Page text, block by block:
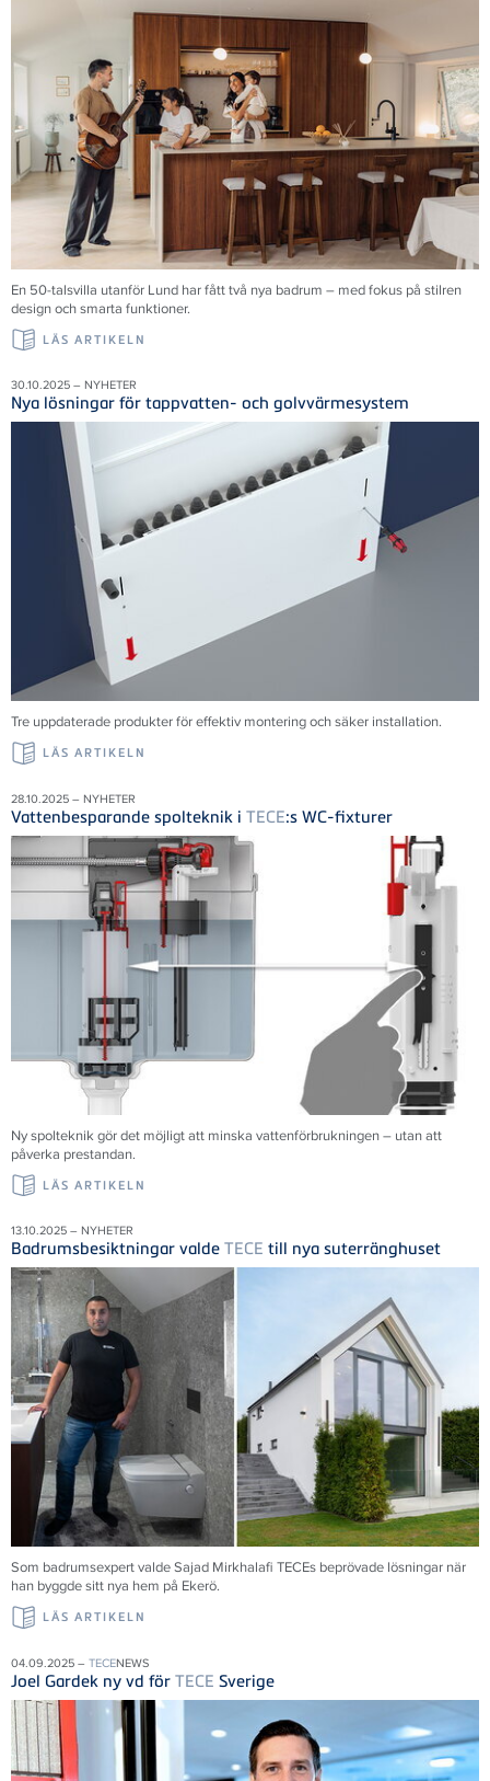
En 50-talsvilla utanför Lund har fått två nya badrum – med fokus på stilren
design och smarta funktioner.
LÄS ARTIKELN
30.10.2025 – NYHETER
Nya lösningar för tappvatten- och golvvärmesystem
Tre uppdaterade produkter för effektiv montering och säker installation.
LÄS ARTIKELN
28.10.2025 – NYHETER
Vattenbesparande spolteknik i TECE:s WC-fixturer
Ny spolteknik gör det möjligt att minska vattenförbrukningen – utan att
påverka prestandan.
LÄS ARTIKELN
13.10.2025 – NYHETER
Badrumsbesiktningar valde TECE till nya suterränghuset
Som badrumsexpert valde Sajad Mirkhalafi TECEs beprövade lösningar när
han byggde sitt nya hem på Ekerö.
LÄS ARTIKELN
04.09.2025 – TECENEWS
Joel Gardek ny vd för TECE Sverige